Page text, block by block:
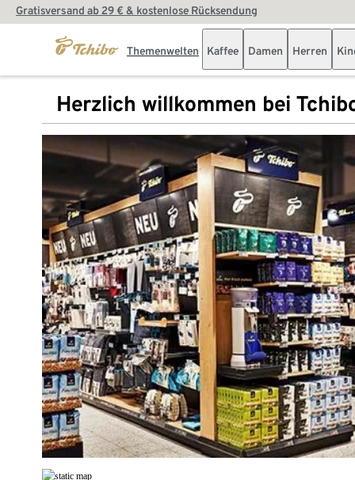
Gratisversand ab 29 € & kostenlose Rücksendung
Themenwelten Kaffee Damen Herren
Herzlich willkommen bei